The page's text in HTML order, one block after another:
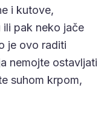
i kutove,
pak neko jače
je ovo raditi
nemojte ostavljati
suhom krpom,